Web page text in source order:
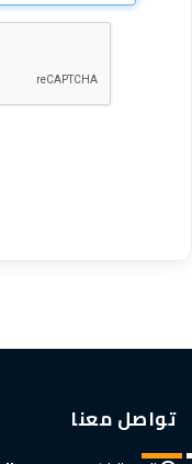
تواصل معنا